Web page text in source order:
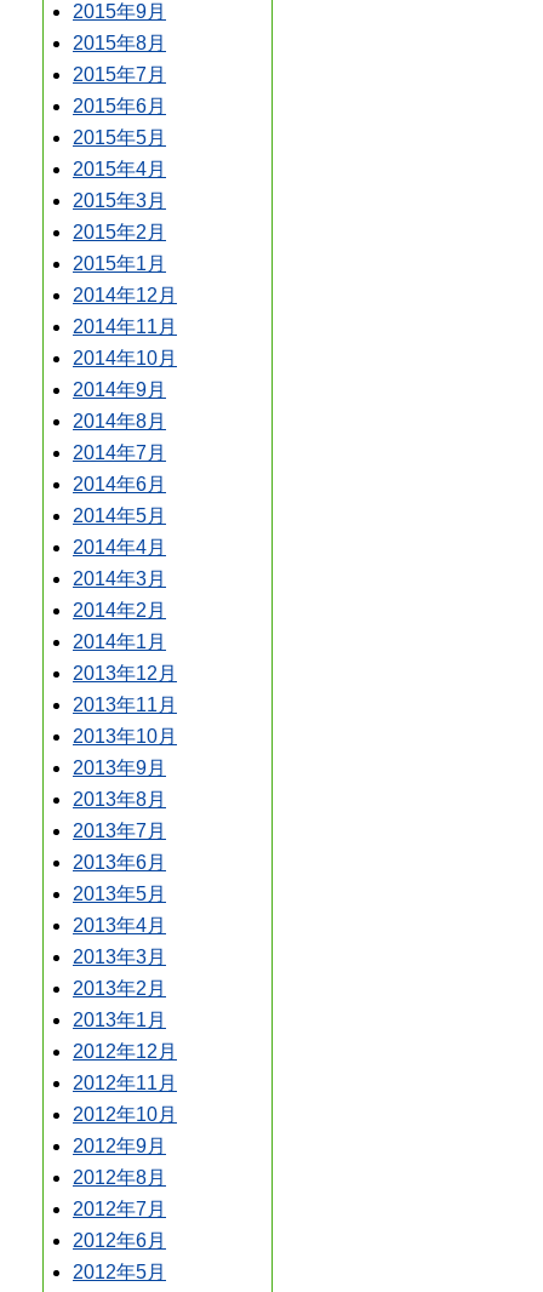
2015年9月
2015年8月
2015年7月
2015年6月
2015年5月
2015年4月
2015年3月
2015年2月
2015年1月
2014年12月
2014年11月
2014年10月
2014年9月
2014年8月
2014年7月
2014年6月
2014年5月
2014年4月
2014年3月
2014年2月
2014年1月
2013年12月
2013年11月
2013年10月
2013年9月
2013年8月
2013年7月
2013年6月
2013年5月
2013年4月
2013年3月
2013年2月
2013年1月
2012年12月
2012年11月
2012年10月
2012年9月
2012年8月
2012年7月
2012年6月
2012年5月